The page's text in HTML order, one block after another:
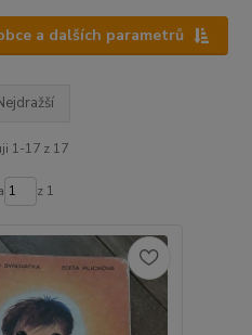
a dalších parametrů
1-17 z 17
z 1